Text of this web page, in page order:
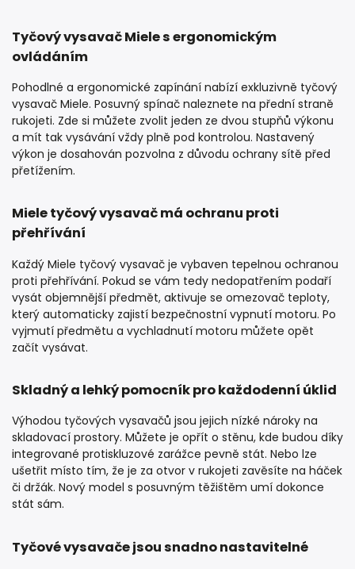
Tyčový vysavač Miele s ergonomickým
ovládáním
Pohodlné a ergonomické zapínání nabízí exkluzivně tyčový
vysavač Miele. Posuvný spínač naleznete na přední straně
rukojeti. Zde si můžete zvolit jeden ze dvou stupňů výkonu
a mít tak vysávání vždy plně pod kontrolou. Nastavený
výkon je dosahován pozvolna z důvodu ochrany sítě před
přetížením.
Miele tyčový vysavač má ochranu proti
přehřívání
Každý Miele tyčový vysavač je vybaven tepelnou ochranou
proti přehřívání. Pokud se vám tedy nedopatřením podaří
vysát objemnější předmět, aktivuje se omezovač teploty,
který automaticky zajistí bezpečnostní vypnutí motoru. Po
vyjmutí předmětu a vychladnutí motoru můžete opět
začít vysávat.
Skladný a lehký pomocník pro každodenní úklid
Výhodou tyčových vysavačů jsou jejich nízké nároky na
skladovací prostory. Můžete je opřít o stěnu, kde budou díky
integrované protiskluzové zarážce pevně stát. Nebo lze
ušetřit místo tím, že je za otvor v rukojeti zavěsíte na háček
či držák. Nový model s posuvným těžištěm umí dokonce
stát sám.
Tyčové vysavače jsou snadno nastavitelné